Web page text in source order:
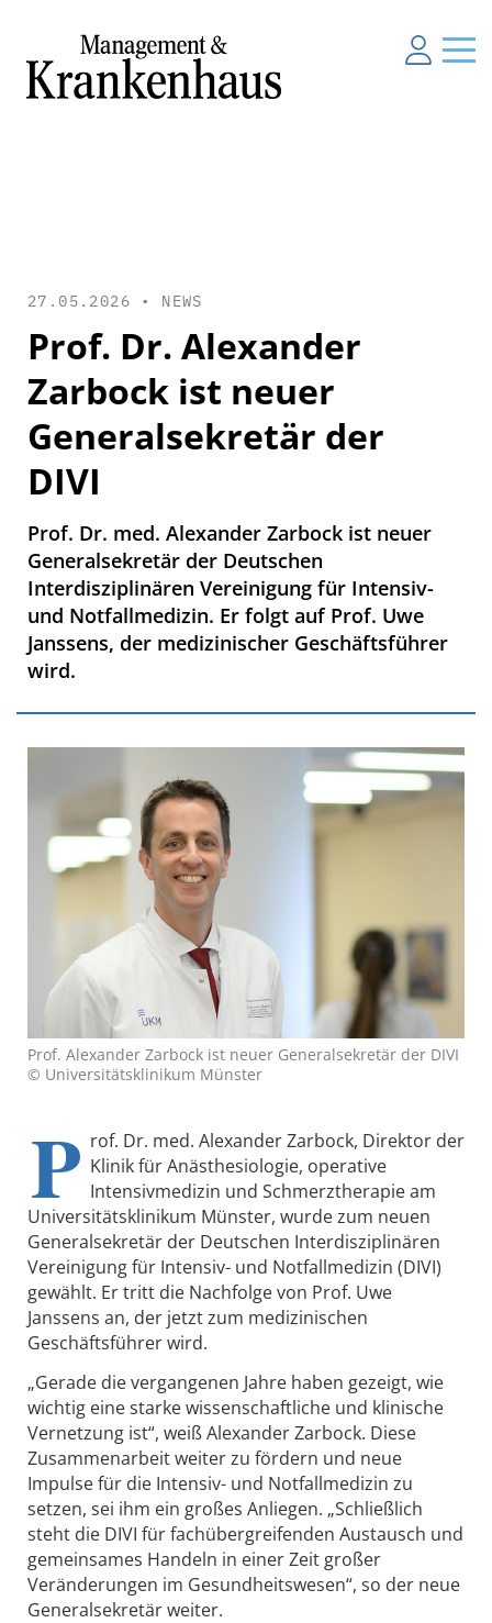
27.05.2026 • NEWS
Prof. Dr. Alexander
Zarbock ist neuer
Generalsekretär der
DIVI
Prof. Dr. med. Alexander Zarbock ist neuer
Generalsekretär der Deutschen
Interdisziplinären Vereinigung für Intensiv-
und Notfallmedizin. Er folgt auf Prof. Uwe
Janssens, der medizinischer Geschäftsführer
wird.
Prof. Alexander Zarbock ist neuer Generalsekretär der DIVI
© Universitätsklinikum Münster
P rof. Dr. med. Alexander Zarbock, Direktor der
Klinik für Anästhesiologie, operative
Intensivmedizin und Schmerztherapie am
Universitätsklinikum Münster, wurde zum neuen
Generalsekretär der Deutschen Interdisziplinären
Vereinigung für Intensiv- und Notfallmedizin (DIVI)
gewählt. Er tritt die Nachfolge von Prof. Uwe
Janssens an, der jetzt zum medizinischen
Geschäftsführer wird.
„Gerade die vergangenen Jahre haben gezeigt, wie
wichtig eine starke wissenschaftliche und klinische
Vernetzung ist“, weiß Alexander Zarbock. Diese
Zusammenarbeit weiter zu fördern und neue
Impulse für die Intensiv- und Notfallmedizin zu
setzen, sei ihm ein großes Anliegen. „Schließlich
steht die DIVI für fachübergreifenden Austausch und
gemeinsames Handeln in einer Zeit großer
Veränderungen im Gesundheitswesen“, so der neue
Generalsekretär weiter.